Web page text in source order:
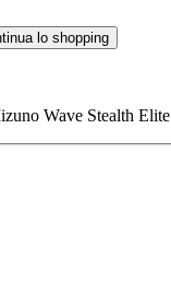
lo shopping
Wave Stealth Elite